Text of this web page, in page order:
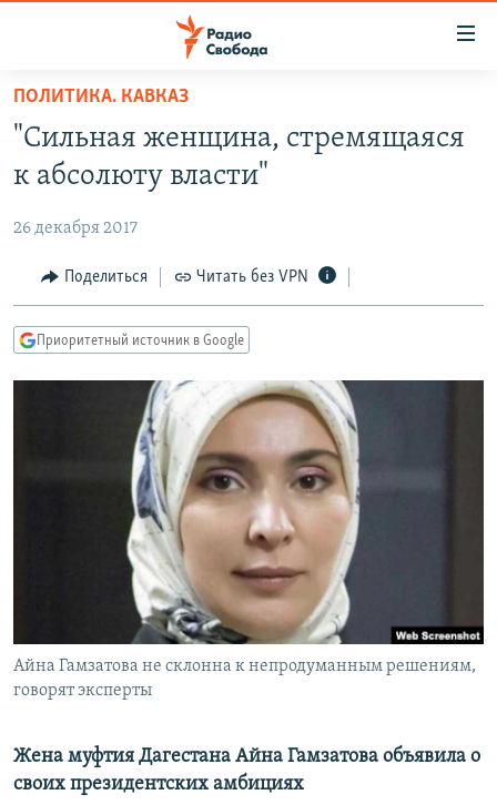
упрощенного
доступа
Вернуться
основному
Вернутся
главной
навигации
Вернутся
ПРОГРАММЫ
ПОДКАСТЫ
АВТОРСКИЕ ПРОЕКТЫ
ЦИТАТЫ СВОБОДЫ
МНЕНИЯ
IDEL.РЕАЛИИ
КАВКАЗ.РЕАЛИИ
СЕВЕР.РЕАЛИИ
СИБИРЬ.РЕАЛИИ
РАСПИСАНИЕ ВЕЩАНИЯ
ПОДПИШИТЕСЬ НА РАССЫЛКУ
СОЦИАЛЬНЫЕ СЕТИ
Все сайты РСЕ/РС
ПОЛИТИКА. КАВКАЗ
"Сильная женщина, стремящаяся
к абсолюту власти"
26 декабря 2017
Поделиться Читать без VPN
Приоритетный источник в Google
Айна Гамзатова не склонна к непродуманным решениям,
говорят эксперты
Жена муфтия Дагестана Айна Гамзатова объявила о
своих президентских амбициях